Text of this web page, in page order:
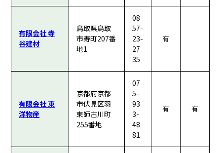
有限会社 寺
谷建材
鳥取県鳥取
市寿町207番
地1
08
57-
23-
27
35
有
有限会社 東
洋物産
京都府京都
市伏見区羽
束師古川町
255番地
07
5-
93
3-
48
81
有 有